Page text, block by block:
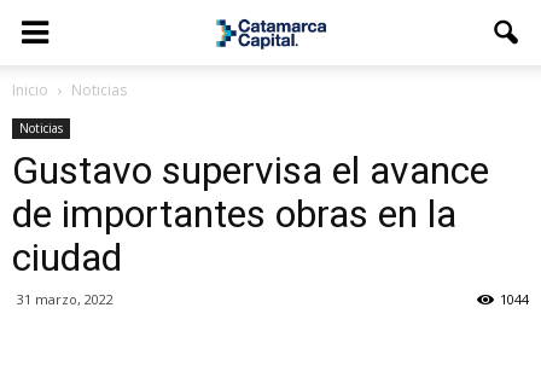
Inicio Noticias
Noticias
Gustavo supervisa el avance
de importantes obras en la
ciudad
31 marzo, 2022 1044